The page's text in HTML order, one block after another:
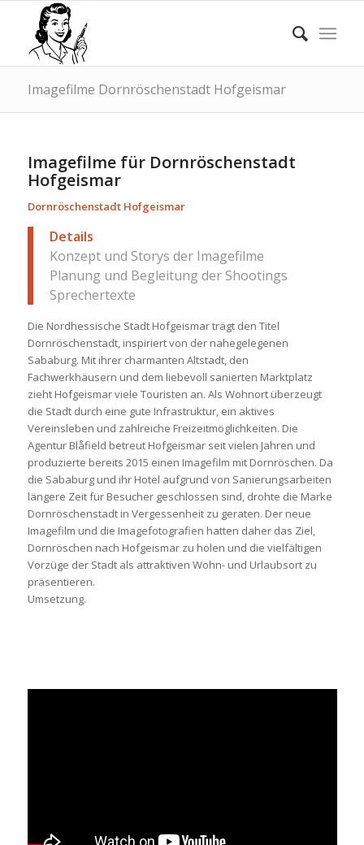
Imagefilme Dornröschenstadt Hofgeismar
Imagefilme für Dornröschenstadt
Hofgeismar
Dornröschenstadt Hofgeismar
Details
Konzept und Storys der Imagefilme
Planung und Begleitung der Shootings
Sprechertexte
Die Nordhessische Stadt Hofgeismar trägt den Titel
Dornröschenstadt, inspiriert von der nahegelegenen
Sababurg. Mit ihrer charmanten Altstadt, den
Fachwerkhäusern und dem liebevoll sanierten Marktplatz
zieht Hofgeismar viele Touristen an. Als Wohnort überzeugt
die Stadt durch eine gute Infrastruktur, ein aktives
Vereinsleben und zahlreiche Freizeitmöglichkeiten. Die
Agentur Blåfield betreut Hofgeismar seit vielen Jahren und
produzierte bereits 2015 einen Imagefilm mit Dornröschen. Da
die Sababurg und ihr Hotel aufgrund von Sanierungsarbeiten
längere Zeit für Besucher geschlossen sind, drohte die Marke
Dornröschenstadt in Vergessenheit zu geraten. Der neue
Imagefilm und die Imagefotografien hatten daher das Ziel,
Dornröschen nach Hofgeismar zu holen und die vielfältigen
Vorzüge der Stadt als attraktiven Wohn- und Urlaubsort zu
präsentieren.
Umsetzung.